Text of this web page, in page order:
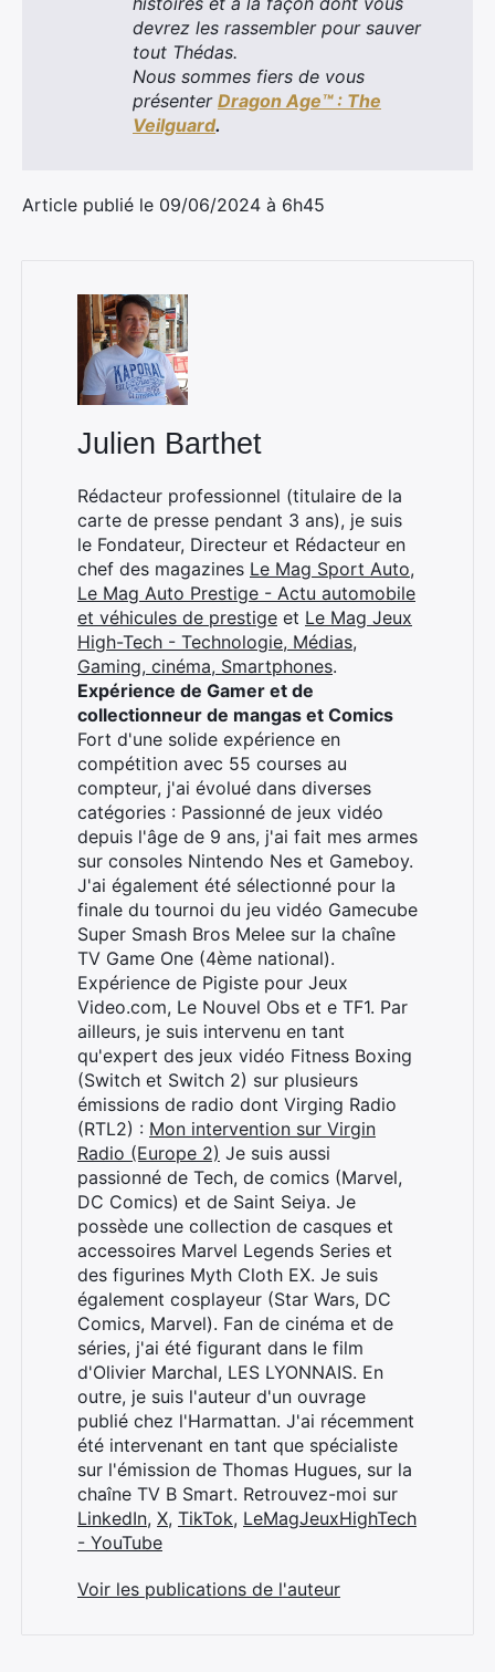
devrez les rassembler pour sauver
tout Thédas.
Nous sommes fiers de vous
présenter Dragon Age™ : The
Veilguard.
Article publié le 09/06/2024 à 6h45
Julien Barthet
Rédacteur professionnel (titulaire de la
carte de presse pendant 3 ans), je suis
le Fondateur, Directeur et Rédacteur en
chef des magazines Le Mag Sport Auto,
Le Mag Auto Prestige - Actu automobile
et véhicules de prestige et Le Mag Jeux
High-Tech - Technologie, Médias,
Gaming, cinéma, Smartphones.
Expérience de Gamer et de
collectionneur de mangas et Comics
Fort d'une solide expérience en
compétition avec 55 courses au
compteur, j'ai évolué dans diverses
catégories : Passionné de jeux vidéo
depuis l'âge de 9 ans, j'ai fait mes armes
sur consoles Nintendo Nes et Gameboy.
J'ai également été sélectionné pour la
finale du tournoi du jeu vidéo Gamecube
Super Smash Bros Melee sur la chaîne
TV Game One (4ème national).
Expérience de Pigiste pour Jeux
Video.com, Le Nouvel Obs et e TF1. Par
ailleurs, je suis intervenu en tant
qu'expert des jeux vidéo Fitness Boxing
(Switch et Switch 2) sur plusieurs
émissions de radio dont Virging Radio
(RTL2) : Mon intervention sur Virgin
Radio (Europe 2) Je suis aussi
passionné de Tech, de comics (Marvel,
DC Comics) et de Saint Seiya. Je
possède une collection de casques et
accessoires Marvel Legends Series et
des figurines Myth Cloth EX. Je suis
également cosplayeur (Star Wars, DC
Comics, Marvel). Fan de cinéma et de
séries, j'ai été figurant dans le film
d'Olivier Marchal, LES LYONNAIS. En
outre, je suis l'auteur d'un ouvrage
publié chez l'Harmattan. J'ai récemment
été intervenant en tant que spécialiste
sur l'émission de Thomas Hugues, sur la
chaîne TV B Smart. Retrouvez-moi sur
LinkedIn, X, TikTok, LeMagJeuxHighTech
- YouTube
Voir les publications de l'auteur